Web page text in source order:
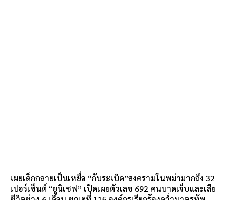
เผยเด็กกลายเป็นเหยื่อ “กับระเบิด”สงครามในพม่ามากถึง 32
เปอร์เซ็นต์ “ยูนิเซฟ” เปิดเผยตัวเลข 692 คนบาดเจ็บและเสีย